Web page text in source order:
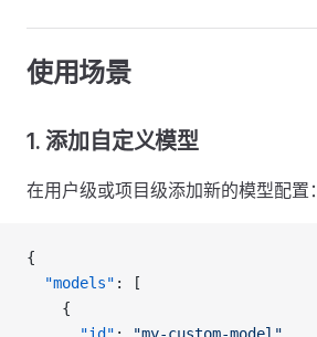
使用场景
1. 添加自定义模型
在用户级或项目级添加新的模型配置：
{
  "models"
: [
    {